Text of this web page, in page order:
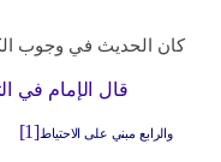
كان الحديث في وجوب
قال الإمام في
والرابع مبني على الاحتياط [1]